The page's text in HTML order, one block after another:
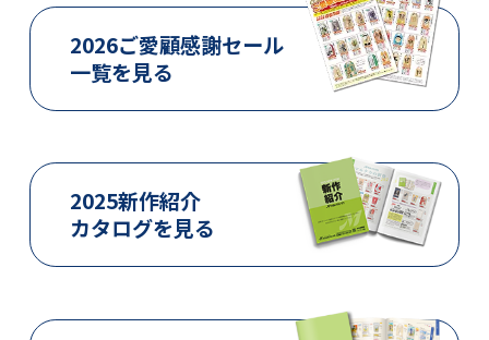
2026ご愛顧感謝セール
一覧を見る
2025新作紹介
カタログを見る